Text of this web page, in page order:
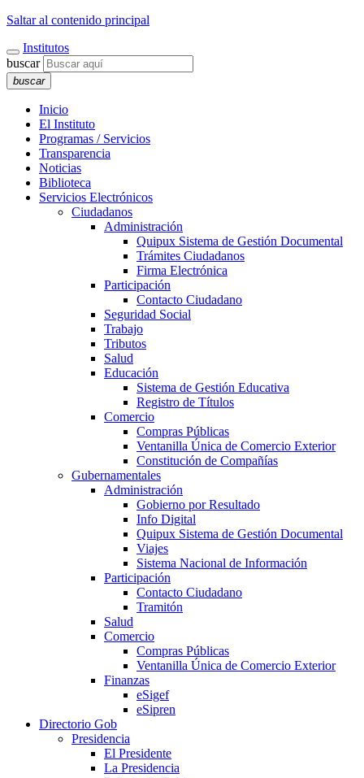
Saltar al contenido principal
Institutos
buscar
buscar
Inicio
El Instituto
Programas / Servicios
Transparencia
Noticias
Biblioteca
Servicios Electrónicos
Ciudadanos
Administración
Quipux Sistema de Gestión Documental
Trámites Ciudadanos
Firma Electrónica
Participación
Contacto Ciudadano
Seguridad Social
Trabajo
Tributos
Salud
Educación
Sistema de Gestión Educativa
Registro de Títulos
Comercio
Compras Públicas
Ventanilla Única de Comercio Exterior
Constitución de Compañías
Gubernamentales
Administración
Gobierno por Resultado
Info Digital
Quipux Sistema de Gestión Documental
Viajes
Sistema Nacional de Información
Participación
Contacto Ciudadano
Tramitón
Salud
Comercio
Compras Públicas
Ventanilla Única de Comercio Exterior
Finanzas
eSigef
eSipren
Directorio Gob
Presidencia
El Presidente
La Presidencia